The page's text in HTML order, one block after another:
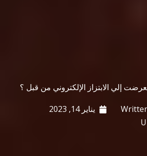
إلي الابتزاز الإلكتروني من قبل ؟
يناير 14, 2023